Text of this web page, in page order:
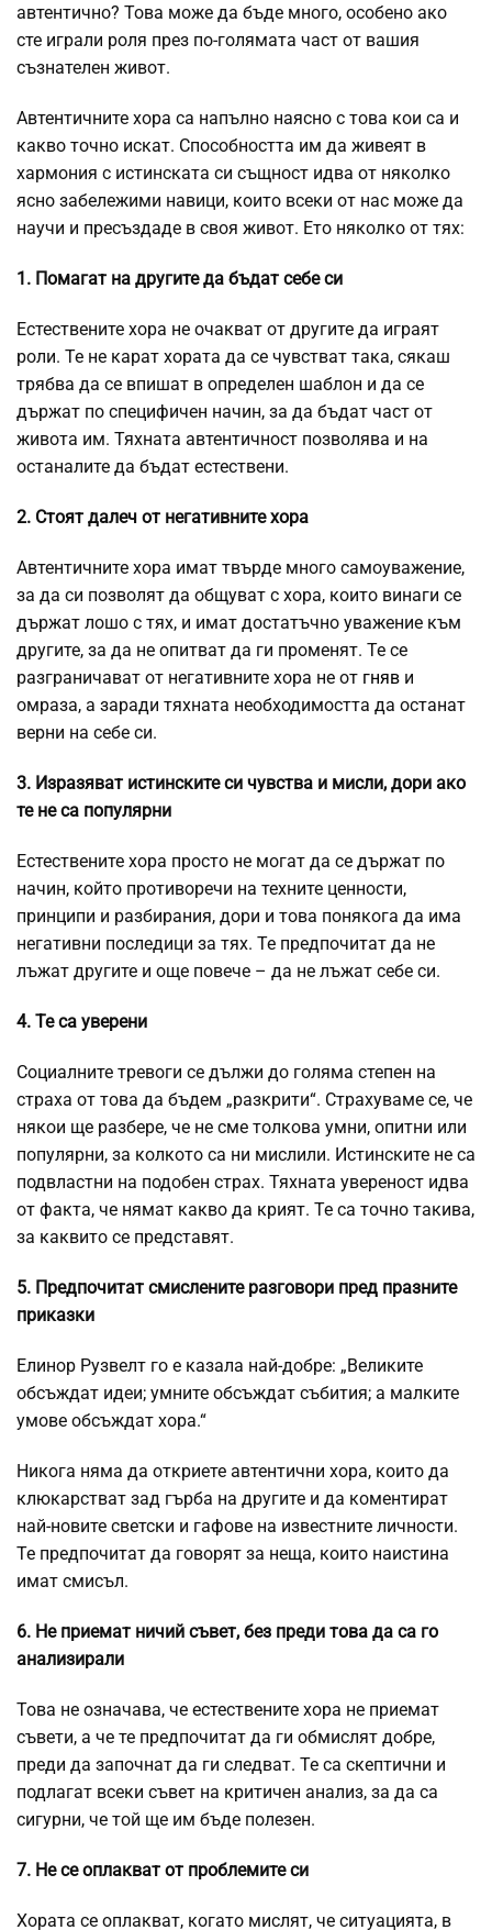
автентично? Това може да бъде много, особено ако
сте играли роля през по-голямата част от вашия
съзнателен живот.
Автентичните хора са напълно наясно с това кои са и
какво точно искат. Способността им да живеят в
хармония с истинската си същност идва от няколко
ясно забележими навици, които всеки от нас може да
научи и пресъздаде в своя живот. Ето няколко от тях:
1. Помагат на другите да бъдат себе си
Естествените хора не очакват от другите да играят
роли. Те не карат хората да се чувстват така, сякаш
трябва да се впишат в определен шаблон и да се
държат по специфичен начин, за да бъдат част от
живота им. Тяхната автентичност позволява и на
останалите да бъдат естествени.
2. Стоят далеч от негативните хора
Автентичните хора имат твърде много самоуважение,
за да си позволят да общуват с хора, които винаги се
държат лошо с тях, и имат достатъчно уважение към
другите, за да не опитват да ги променят. Те се
разграничават от негативните хора не от гняв и
омраза, а заради тяхната необходимостта да останат
верни на себе си.
3. Изразяват истинските си чувства и мисли, дори ако
те не са популярни
Естествените хора просто не могат да се държат по
начин, който противоречи на техните ценности,
принципи и разбирания, дори и това понякога да има
негативни последици за тях. Те предпочитат да не
лъжат другите и още повече – да не лъжат себе си.
4. Те са уверени
Социалните тревоги се дължи до голяма степен на
страха от това да бъдем „разкрити“. Страхуваме се, че
някои ще разбере, че не сме толкова умни, опитни или
популярни, за колкото са ни мислили. Истинските не са
подвластни на подобен страх. Тяхната увереност идва
от факта, че нямат какво да крият. Те са точно такива,
за каквито се представят.
5. Предпочитат смислените разговори пред празните
приказки
Елинор Рузвелт го е казала най-добре: „Великите
обсъждат идеи; умните обсъждат събития; а малките
умове обсъждат хора.“
Никога няма да откриете автентични хора, които да
клюкарстват зад гърба на другите и да коментират
най-новите светски и гафове на известните личности.
Те предпочитат да говорят за неща, които наистина
имат смисъл.
6. Не приемат ничий съвет, без преди това да са го
анализирали
Това не означава, че естествените хора не приемат
съвети, а че те предпочитат да ги обмислят добре,
преди да започнат да ги следват. Те са скептични и
подлагат всеки съвет на критичен анализ, за да са
сигурни, че той ще им бъде полезен.
7. Не се оплакват от проблемите си
Хората се оплакват, когато мислят, че ситуацията, в